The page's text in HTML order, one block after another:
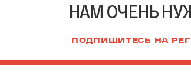
НАМ ОЧЕНЬ
ПОДПИШИТЕСЬ НА